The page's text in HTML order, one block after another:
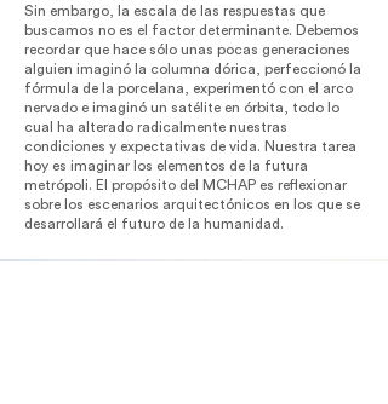
Sin embargo, la escala de las respuestas que
buscamos no es el factor determinante. Debemos
recordar que hace sólo unas pocas generaciones
alguien imaginó la columna dórica, perfeccionó la
fórmula de la porcelana, experimentó con el arco
nervado e imaginó un satélite en órbita, todo lo
cual ha alterado radicalmente nuestras
condiciones y expectativas de vida. Nuestra tarea
hoy es imaginar los elementos de la futura
metrópoli. El propósito del MCHAP es reflexionar
sobre los escenarios arquitectónicos en los que se
desarrollará el futuro de la humanidad.